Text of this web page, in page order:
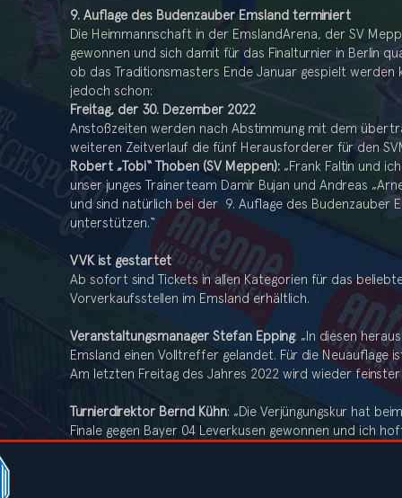
9. Auflage des Budenzauber Emsland terminiert
Die Heimmannschaft in der EmslandArena, der SV
gewonnen und sich damit für das Finalturnier in Berlin
ob das Traditionsmasters Ende Januar gespielt werden
jedoch schon:
Freitag, der 30. Dezember 2022
Anstoßzeiten werden nach Abstimmung mit dem
weiteren Zeitverlauf die fünf Herausforderer für den
Robert „Tobi“ Thoben (SV Meppen): „Frank Faltin und
unser junges Trainerteam Damir Bujan und Andreas
und sind natürlich bei der 9. Auflage des Budenzauber
unterstützen.“
VVK ist gestartet
Ab sofort sind Tickets in allen Kategorien für das
Vorverkaufsstellen im Emsland erhältlich.
Veranstaltungsmanager Stefan Epping: „In diesen
Emsland einen Volltreffer gelandet. Für die Neuauflage
Am letzten Freitag des Jahres 2022 wird wieder feinster
Turnierdirektor Bernd Kühn: „Die Verjüngungskur hat
Finale gegen Bayer 04 Leverkusen gewonnen und ich